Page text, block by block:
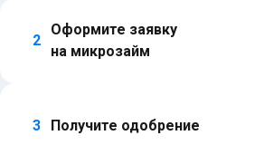
2
Оформите заявку
на микрозайм
3 Получите одобрение